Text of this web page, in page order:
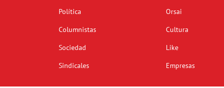
Política
Columnistas
Sociedad
Sindicales
Orsai
Cultura
Like
Empresas